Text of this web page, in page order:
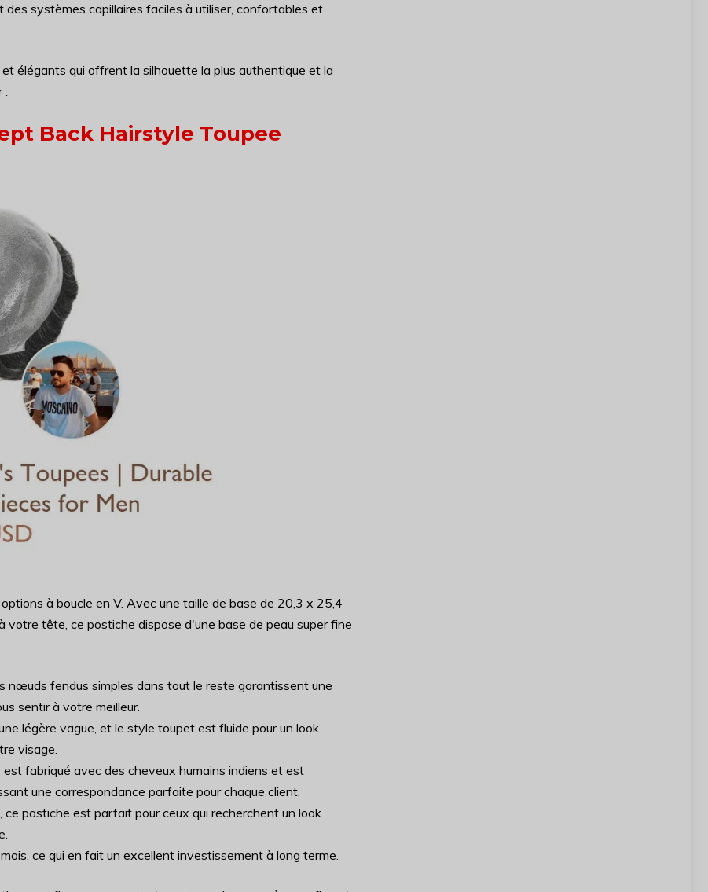
systèmes capillaires faciles à utiliser, confortables et
élégants qui offrent la silhouette la plus authentique et la
:
Back Hairstyle Toupee
à boucle en V. Avec une taille de base de 20,3 x 25,4
tête, ce postiche dispose d'une base de peau super fine
nœuds fendus simples dans tout le reste garantissent une
sentir à votre meilleur.
légère vague, et le style toupet est fluide pour un look
visage.
fabriqué avec des cheveux humains indiens et est
une correspondance parfaite pour chaque client.
postiche est parfait pour ceux qui recherchent un look
ce qui en fait un excellent investissement à long terme.